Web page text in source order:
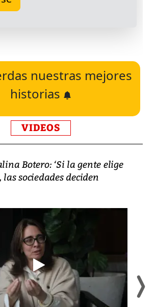
nuestras mejores
historias
VIDEOS
Botero: ‘Si la gente elige
sociedades deciden